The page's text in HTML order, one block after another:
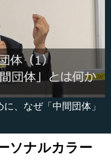
、なぜ「中間団体」
ソナルカラー